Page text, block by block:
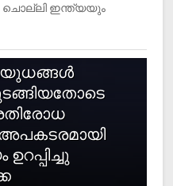
ചൊല്ലി ഇന്ത്യയും